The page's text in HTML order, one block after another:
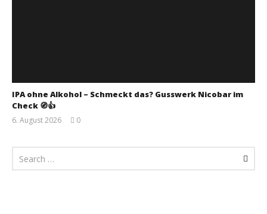
IPA ohne Alkohol – Schmeckt das? Gusswerk Nicobar im
Check 🧭👍
6. August 2026
0